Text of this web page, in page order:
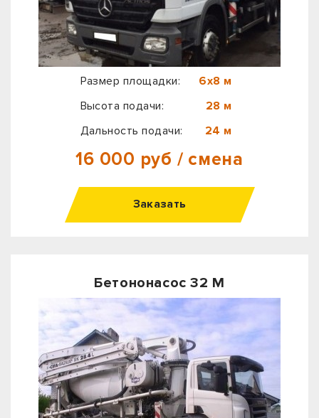
Размер площадки:
6х8 м
Высота подачи:
28 м
Дальность подачи:
24 м
16 000 руб / смена
Заказать
Бетононасос 32 М